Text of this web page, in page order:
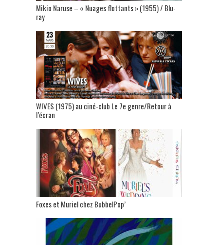
Mikio Naruse – « Nuages flottants » (1955) / Blu-
ray
WIVES (1975) au ciné-club Le 7e genre/Retour à
l’écran
Foxes et Muriel chez BubbelPop’